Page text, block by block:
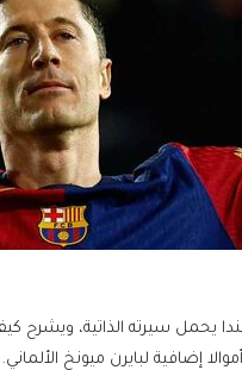
يحمل سيرته الذاتية،
إضافية لبايرن ميونخ الألماني.